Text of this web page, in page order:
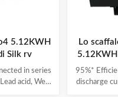
5.12KWH
Silk rv
in series
acid, We
Lo
95%*
discharge